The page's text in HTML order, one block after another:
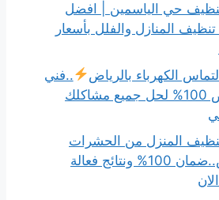
حي الياسمين | افضل
المنازل والفلل بأسعار
الكهرباء بالرياض
..فني
متخصص 100% لحل جميع مشاكلك
المنزل من الحشرات
بالرياض..ضمان 100% ونتائج فعالة